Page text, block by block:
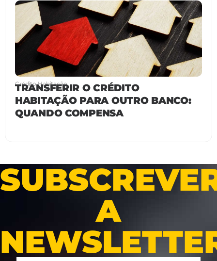
Crédito Habitação
TRANSFERIR O CRÉDITO
HABITAÇÃO PARA OUTRO BANCO:
QUANDO COMPENSA
A